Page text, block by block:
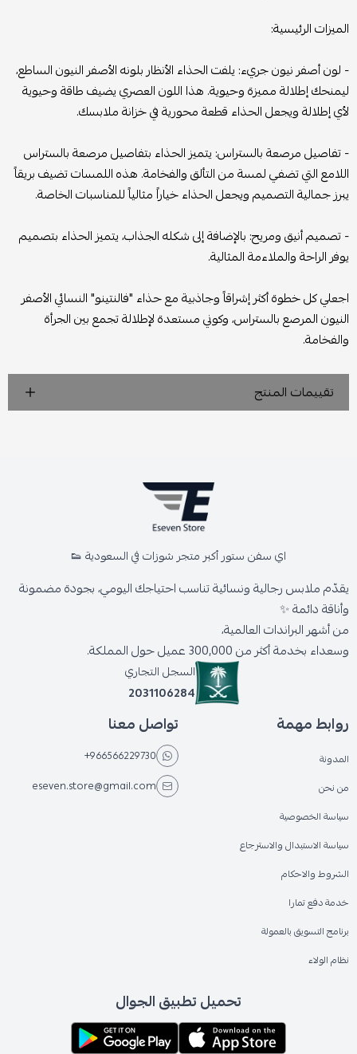
الميزات الرئيسية:
- لون أصفر نيون جريء: يلفت الحذاء الأنظار بلونه الأصفر النيون الساطع،
ليمنحك إطلالة مميزة وحيوية. هذا اللون العصري يضيف طاقة وحيوية
لأي إطلالة ويجعل الحذاء قطعة محورية في خزانة ملابسك.
- تفاصيل مرصعة بالستراس: يتميز الحذاء بتفاصيل مرصعة بالستراس
اللامع التي تضفي لمسة من التألق والفخامة. هذه اللمسات تضيف بريقاً
يبرز جمالية التصميم ويجعل الحذاء خياراً مثالياً للمناسبات الخاصة.
- تصميم أنيق ومريح: بالإضافة إلى شكله الجذاب، يتميز الحذاء بتصميم
يوفر الراحة والملاءمة المثالية.
اجعلي كل خطوة أكثر إشراقاً وجاذبية مع حذاء "فالنتينو" النسائي الأصفر
النيون المرصع بالستراس، وكوني مستعدة لإطلالة تجمع بين الجرأة
والفخامة.
تقييمات المنتج
اي سفن ستور أكبر متجر شوزات في السعودية 👟
يقدّم ملابس رجالية ونسائية تناسب احتياجك اليومي، بجودة مضمونة
وأناقة دائمة ✨
من أشهر البراندات العالمية،
وسعداء بخدمة أكثر من 300,000 عميل حول المملكة.
السجل التجاري
2031106284
روابط مهمة
المدونة
من نحن
سياسة الخصوصية
سياسة الاستبدال والاسترجاع
الشروط والاحكام
خدمة دفع تمارا
برنامج التسويق بالعمولة
نظام الولاء
تواصل معنا
+966566229730
eseven.store@gmail.com
تحميل تطبيق الجوال